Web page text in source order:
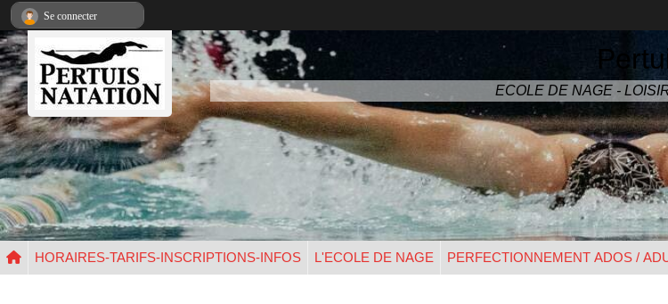
ECOLE DE NAGE -
HORAIRES-TARIFS-INSCRIPTIONS-INFOS L'ECOLE DE NAGE PERFECTIONNEMENT ADOS /
Se connecter
Panneau de gestion des cookies